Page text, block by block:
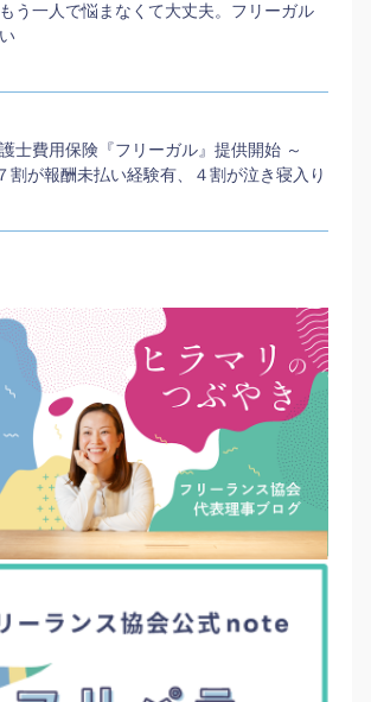
う一人で悩まなくて大丈夫。フリーガル
士費用保険『フリーガル』提供開始 ～
割が報酬未払い経験有、４割が泣き寝入り